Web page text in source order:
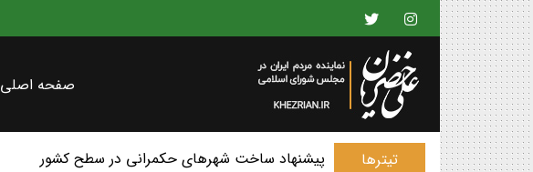
صفحه اصلی
تیترها پیشنهاد ساخت شهرهای حکمرانی در سطح کشور